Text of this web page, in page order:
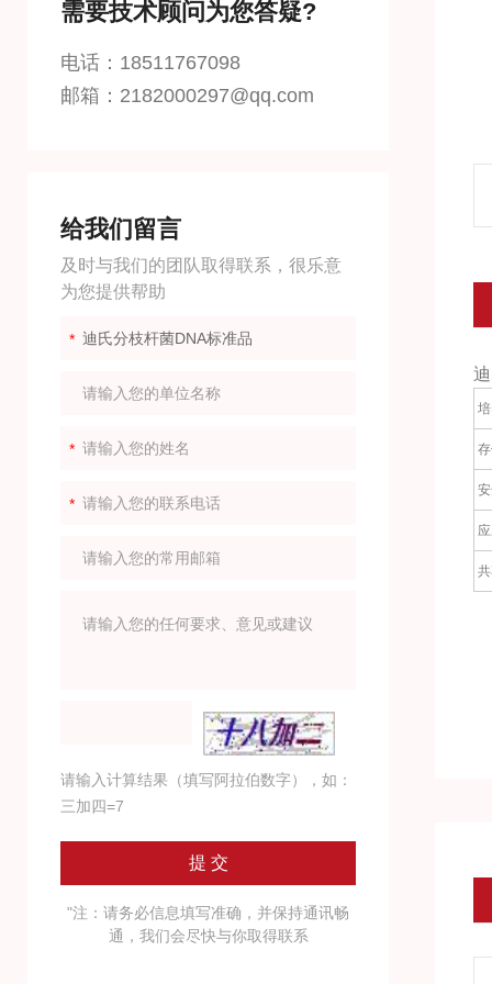
需要技术顾问为您答疑?
电话：18511767098
邮箱：2182000297@qq.com
给我们留言
及时与我们的团队取得联系，很乐意
为您提供帮助
请输入计算结果（填写阿拉伯数字），如：
三加四=7
"注：请务必信息填写准确，并保持通讯畅
通，我们会尽快与你取得联系